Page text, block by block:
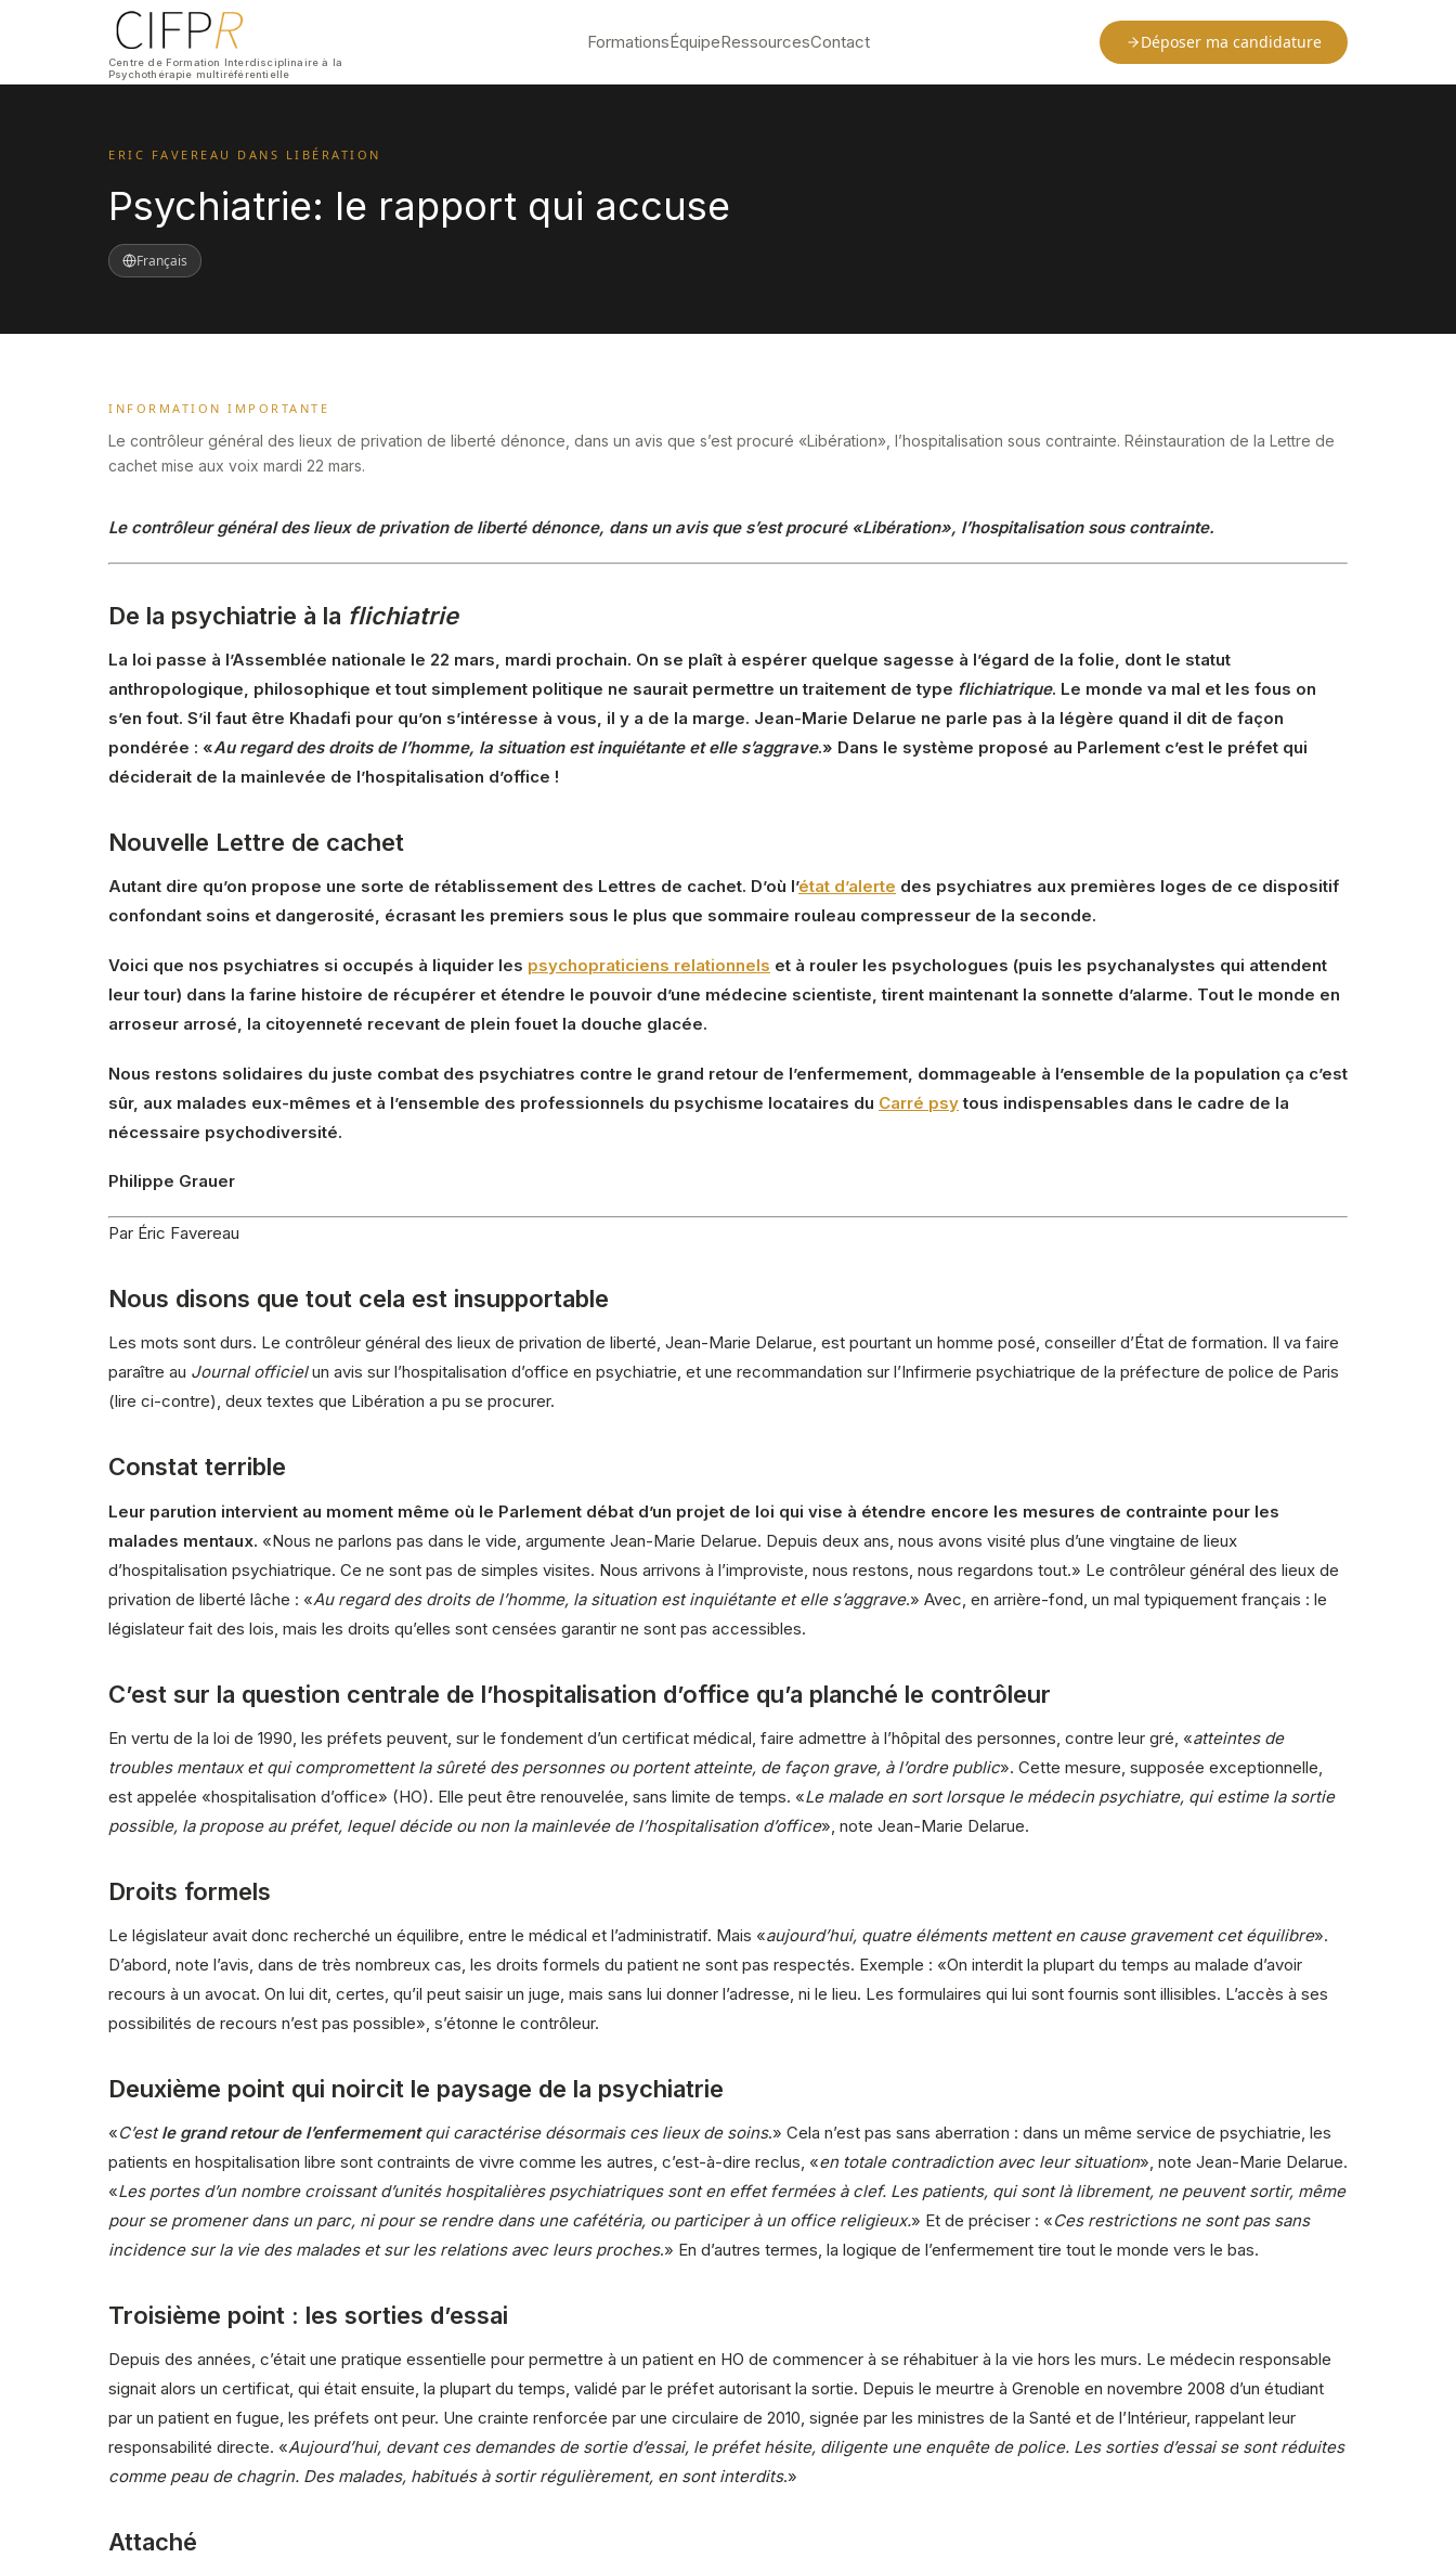
Centre de Formation Interdisciplinaire à la
Psychothérapie multiréférentielle
FormationsÉquipeRessourcesContact Déposer ma candidature
E​RIC FAVEREAU DANS LIBÉRATION
Psychiatrie: le rapport qui accuse
Français
INFORMATION IMPORTANTE
Le contrôleur général des lieux de privation de liberté dénonce, dans un avis que s’est procuré «Libération», l’hospitalisation sous contrainte. Réinstauration de la Lettre de
cachet mise aux voix mardi 22 mars.
Le contrôleur général des lieux de privation de liberté dénonce, dans un avis que s’est procuré «Libération», l’hospitalisation sous contrainte.
De la psychiatrie à la flichiatrie
La loi passe à l’Assemblée nationale le 22 mars, mardi prochain. On se plaît à espérer quelque sagesse à l’égard de la folie, dont le statut
anthropologique, philosophique et tout simplement politique ne saurait permettre un traitement de type flichiatrique. Le monde va mal et les fous on
s’en fout. S’il faut être Khadafi pour qu’on s’intéresse à vous, il y a de la marge. Jean-Marie Delarue ne parle pas à la légère quand il dit de façon
pondérée : «Au regard des droits de l’homme, la situation est inquiétante et elle s’aggrave.» Dans le système proposé au Parlement c’est le préfet qui
déciderait de la mainlevée de l’hospitalisation d’office !
Nouvelle Lettre de cachet
Autant dire qu’on propose une sorte de rétablissement des Lettres de cachet. D’où l’état d’alerte des psychiatres aux premières loges de ce dispositif
confondant soins et dangerosité, écrasant les premiers sous le plus que sommaire rouleau compresseur de la seconde.
Voici que nos psychiatres si occupés à liquider les psychopraticiens relationnels et à rouler les psychologues (puis les psychanalystes qui attendent
leur tour) dans la farine histoire de récupérer et étendre le pouvoir d’une médecine scientiste, tirent maintenant la sonnette d’alarme. Tout le monde en
arroseur arrosé, la citoyenneté recevant de plein fouet la douche glacée.
Nous restons solidaires du juste combat des psychiatres contre le grand retour de l’enfermement, dommageable à l’ensemble de la population ça c’est
sûr, aux malades eux-mêmes et à l’ensemble des professionnels du psychisme locataires du Carré psytous indispensables dans le cadre de la
nécessaire psychodiversité.
Philippe Grauer
Par É​ric Favereau
Nous disons que tout cela est insupportable
Les mots sont durs. Le contrôleur général des lieux de privation de liberté, Jean-Marie Delarue, est pourtant un homme posé, conseiller d’État de formation. Il va faire
paraître au Journal officielun avis sur l’hospitalisation d’office en psychiatrie, et une recommandation sur l’Infirmerie psychiatrique de la préfecture de police de Paris
(lire ci-contre), deux textes que Libération a pu se procurer.
Constat terrible
Leur parution intervient au moment même où le Parlement débat d’un projet de loi qui vise à étendre encore les mesures de contrainte pour les
malades mentaux. «Nous ne parlons pas dans le vide, argumente Jean-Marie Delarue. Depuis deux ans, nous avons visité plus d’une vingtaine de lieux
d’hospitalisation psychiatrique. Ce ne sont pas de simples visites. Nous arrivons à l’improviste, nous restons, nous regardons tout.» Le contrôleur général des lieux de
privation de liberté lâche : «Au regard des droits de l’homme, la situation est inquiétante et elle s’aggrave.» Avec, en arrière-fond, un mal typiquement français : le
législateur fait des lois, mais les droits qu’elles sont censées garantir ne sont pas accessibles.
C’est sur la question centrale de l’hospitalisation d’office qu’a planché le contrôleur
En vertu de la loi de 1990, les préfets peuvent, sur le fondement d’un certificat médical, faire admettre à l’hôpital des personnes, contre leur gré, «atteintes de
troubles mentaux et qui compromettent la sûreté des personnes ou portent atteinte, de façon grave, à l’ordre public». Cette mesure, supposée exceptionnelle,
est appelée «hospitalisation d’office» (HO). Elle peut être renouvelée, sans limite de temps. «Le malade en sort lorsque le médecin psychiatre, qui estime la sortie
possible, la propose au préfet, lequel décide ou non la mainlevée de l’hospitalisation d’office», note Jean-Marie Delarue.
Droits formels
Le législateur avait donc recherché un équilibre, entre le médical et l’administratif. Mais «aujourd’hui, quatre éléments mettent en cause gravement cet équilibre».
D’abord, note l’avis, dans de très nombreux cas, les droits formels du patient ne sont pas respectés. Exemple : «On interdit la plupart du temps au malade d’avoir
recours à un avocat. On lui dit, certes, qu’il peut saisir un juge, mais sans lui donner l’adresse, ni le lieu. Les formulaires qui lui sont fournis sont illisibles. L’accès à ses
possibilités de recours n’est pas possible», s’étonne le contrôleur.
Deuxième point qui noircit le paysage de la psychiatrie
«C’estle grand retour de l’enfermementqui caractérise désormais ces lieux de soins.» Cela n’est pas sans aberration : dans un même service de psychiatrie, les
patients en hospitalisation libre sont contraints de vivre comme les autres, c’est-à-dire reclus, «en totale contradiction avec leur situation», note Jean-Marie Delarue.
«Les portes d’un nombre croissant d’unités hospitalières psychiatriques sont en effet fermées à clef. Les patients, qui sont là librement, ne peuvent sortir, même
pour se promener dans un parc, ni pour se rendre dans une cafétéria, ou participer à un office religieux.» Et de préciser : «Ces restrictions ne sont pas sans
incidence sur la vie des malades et sur les relations avec leurs proches.» En d’autres termes, la logique de l’enfermement tire tout le monde vers le bas.
Troisième point : les sorties d’essai
Depuis des années, c’était une pratique essentielle pour permettre à un patient en HO de commencer à se réhabituer à la vie hors les murs. Le médecin responsable
signait alors un certificat, qui était ensuite, la plupart du temps, validé par le préfet autorisant la sortie. Depuis le meurtre à Grenoble en novembre 2008 d’un étudiant
par un patient en fugue, les préfets ont peur. Une crainte renforcée par une circulaire de 2010, signée par les ministres de la Santé et de l’Intérieur, rappelant leur
responsabilité directe. «Aujourd’hui, devant ces demandes de sortie d’essai, le préfet hésite, diligente une enquête de police. Les sorties d’essai se sont réduites
comme peau de chagrin. Des malades, habitués à sortir régulièrement, en sont interdits.»
Attaché